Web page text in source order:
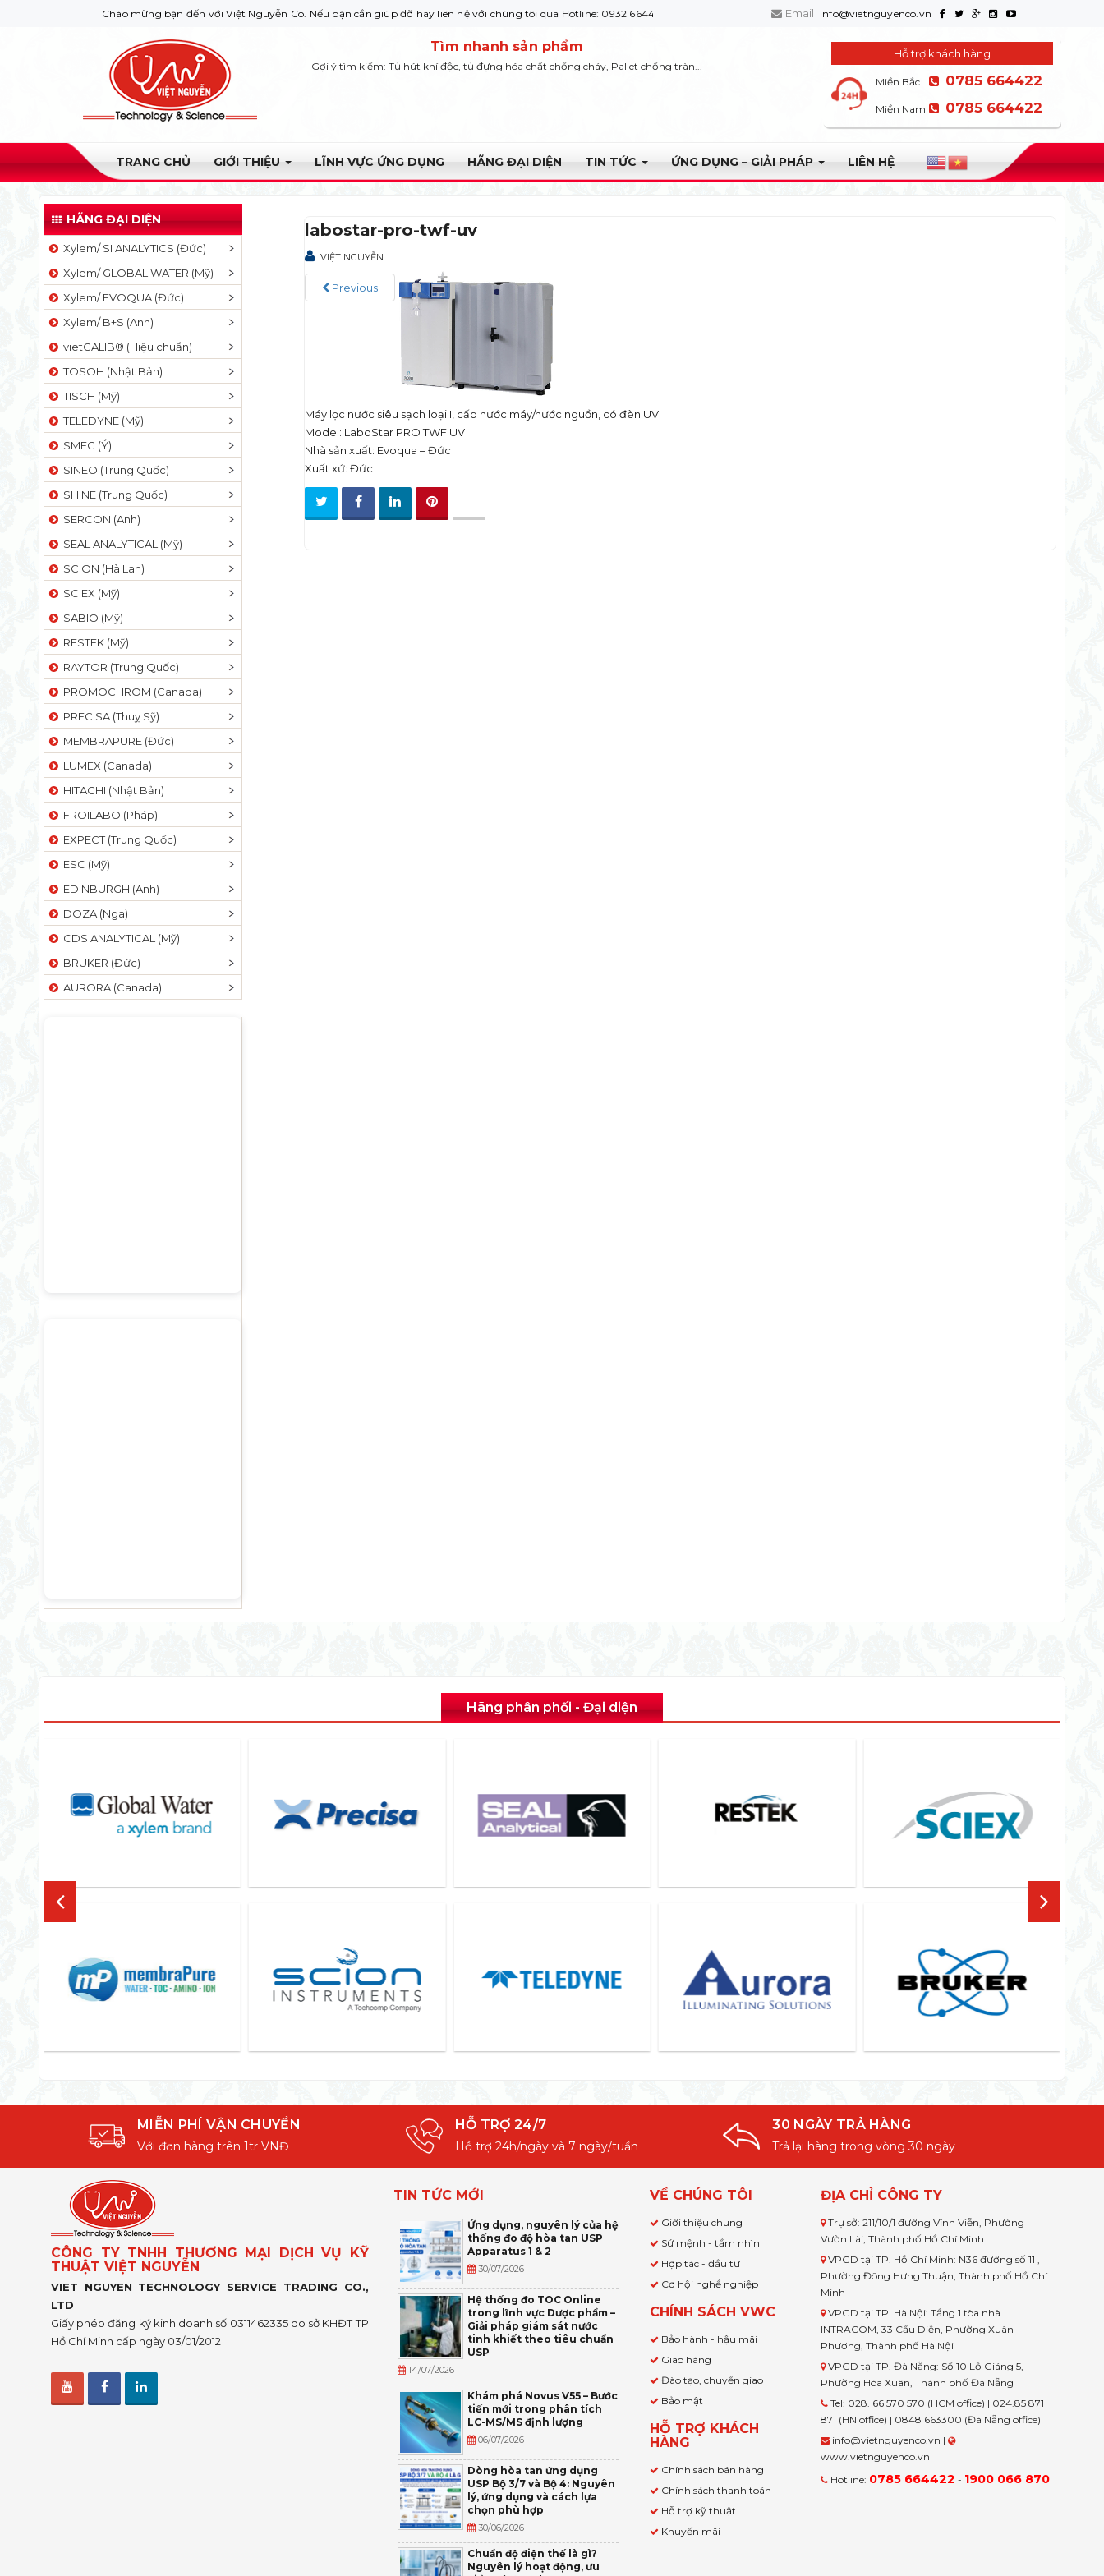
Chào mừng bạn đến với Việt Nguyễn Co. Nếu bạn cần giúp đỡ hãy liên hệ với chúng tôi qua Hotline: 0932 664422 Email: info@vietnguyenco.vn
Tìm nhanh sản phẩm
Gợi ý tìm kiếm: Tủ hút khí độc, tủ đựng hóa chất chống cháy, Pallet chống tràn...
Hỗ trợ khách hàng
Miền Bắc 0785 664422
Miền Nam 0785 664422
TRANG CHỦ GIỚI THIỆU LĨNH VỰC ỨNG DỤNG HÃNG ĐẠI DIỆN TIN TỨC ỨNG DỤNG – GIẢI PHÁP LIÊN HỆ
labostar-pro-twf-uv
VIỆT NGUYỄN
Previous
Máy lọc nước siêu sạch loại I, cấp nước máy/nước nguồn, có đèn UV
Model: LaboStar PRO TWF UV
Nhà sản xuất: Evoqua – Đức
Xuất xứ: Đức
HÃNG ĐẠI DIỆN
Xylem/ SI ANALYTICS (Đức)
Xylem/ GLOBAL WATER (Mỹ)
Xylem/ EVOQUA (Đức)
Xylem/ B+S (Anh)
vietCALIB® (Hiệu chuẩn)
TOSOH (Nhật Bản)
TISCH (Mỹ)
TELEDYNE (Mỹ)
SMEG (Ý)
SINEO (Trung Quốc)
SHINE (Trung Quốc)
SERCON (Anh)
SEAL ANALYTICAL (Mỹ)
SCION (Hà Lan)
SCIEX (Mỹ)
SABIO (Mỹ)
RESTEK (Mỹ)
RAYTOR (Trung Quốc)
PROMOCHROM (Canada)
PRECISA (Thuỵ Sỹ)
MEMBRAPURE (Đức)
LUMEX (Canada)
HITACHI (Nhật Bản)
FROILABO (Pháp)
EXPECT (Trung Quốc)
ESC (Mỹ)
EDINBURGH (Anh)
DOZA (Nga)
CDS ANALYTICAL (Mỹ)
BRUKER (Đức)
AURORA (Canada)
Hãng phân phối - Đại diện
MIỄN PHÍ VẬN CHUYỂN
Với đơn hàng trên 1tr VNĐ
HỖ TRỢ 24/7
Hỗ trợ 24h/ngày và 7 ngày/tuần
30 NGÀY TRẢ HÀNG
Trả lại hàng trong vòng 30 ngày
CÔNG TY TNHH THƯƠNG MẠI DỊCH VỤ KỸ
THUẬT VIỆT NGUYỄN
VIET NGUYEN TECHNOLOGY SERVICE TRADING CO.,
LTD
Giấy phép đăng ký kinh doanh số 0311462335 do sở KHĐT TP
Hồ Chí Minh cấp ngày 03/01/2012
TIN TỨC MỚI
Ứng dụng, nguyên lý của hệ
thống đo độ hòa tan USP
Apparatus 1 & 2
30/07/2026
Hệ thống đo TOC Online
trong lĩnh vực Dược phẩm –
Giải pháp giám sát nước
tinh khiết theo tiêu chuẩn
USP
14/07/2026
Khám phá Novus V55 – Bước
tiến mới trong phân tích
LC-MS/MS định lượng
06/07/2026
Dòng hòa tan ứng dụng
USP Bộ 3/7 và Bộ 4: Nguyên
lý, ứng dụng và cách lựa
chọn phù hợp
30/06/2026
Chuẩn độ điện thế là gì?
Nguyên lý hoạt động, ưu
VỀ CHÚNG TÔI
Giới thiệu chung
Sứ mệnh - tầm nhìn
Hợp tác - đầu tư
Cơ hội nghề nghiệp
CHÍNH SÁCH VWC
Bảo hành - hậu mãi
Giao hàng
Đào tạo, chuyển giao
Bảo mật
HỖ TRỢ KHÁCH
HÀNG
Chính sách bán hàng
Chính sách thanh toán
Hỗ trợ kỹ thuật
Khuyến mãi
ĐỊA CHỈ CÔNG TY
Trụ sở: 211/10/1 đường Vĩnh Viễn, Phường
Vườn Lài, Thành phố Hồ Chí Minh
VPGD tại TP. Hồ Chí Minh: N36 đường số 11 ,
Phường Đông Hưng Thuận, Thành phố Hồ Chí
Minh
VPGD tại TP. Hà Nội: Tầng 1 tòa nhà
INTRACOM, 33 Cầu Diễn, Phường Xuân
Phương, Thành phố Hà Nội
VPGD tại TP. Đà Nẵng: Số 10 Lỗ Giáng 5,
Phường Hòa Xuân, Thành phố Đà Nẵng
Tel: 028. 66 570 570 (HCM office) | 024.85 871
871 (HN office) | 0848 663300 (Đà Nẵng office)
info@vietnguyenco.vn |
www.vietnguyenco.vn
Hotline: 0785 664422 - 1900 066 870